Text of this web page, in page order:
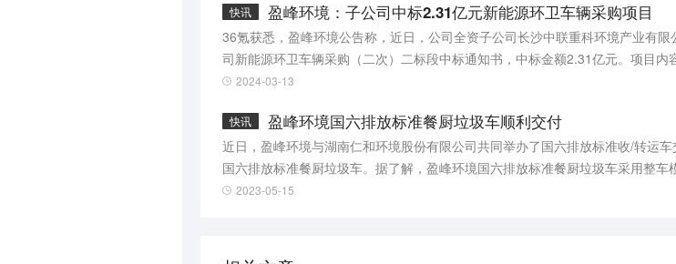
快讯 盈峰环境：子公司中标2.31亿元新能源环卫车辆采购项目
36氪获悉，盈峰环境公告称，近日，公司全资子公司长沙中联重科环境产业有
司新能源环卫车辆采购（二次）二标段中标通知书，中标金额2.31亿元。项目
吨纯电清洗车、18吨电动抑尘车共240辆。
2024-03-13
快讯 盈峰环境国六排放标准餐厨垃圾车顺利交付
近日，盈峰环境与湖南仁和环境股份有限公司共同举办了国六排放标准收/转运
国六排放标准餐厨垃圾车。据了解，盈峰环境国六排放标准餐厨垃圾车采用整
用于城乡街道等多种场所；此外，密闭式车厢设计搭配插销式锁紧机构与特质加
2023-05-15